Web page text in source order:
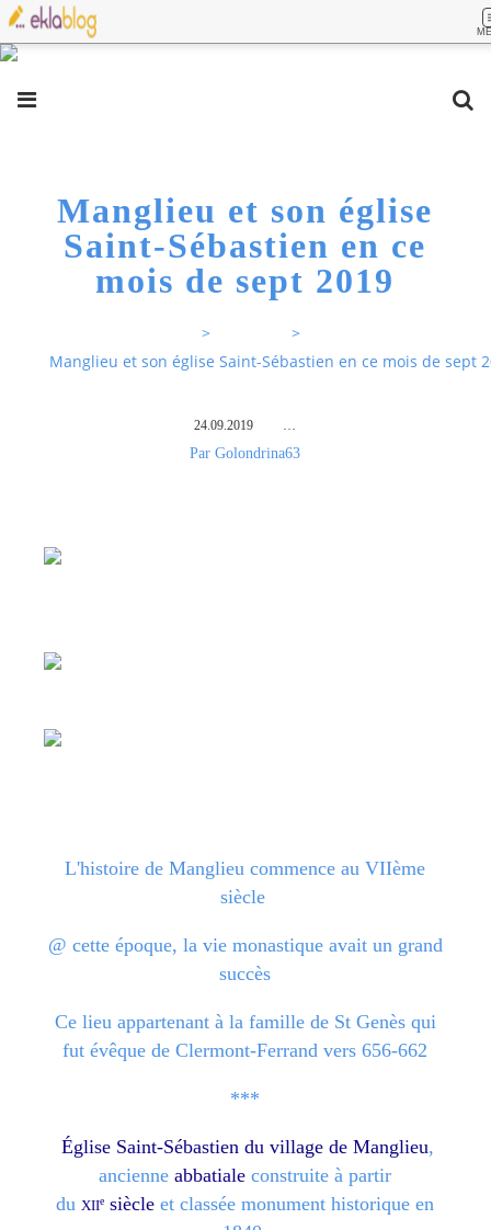
Manglieu et son église
Saint-Sébastien en ce
mois de sept 2019
>
>
Manglieu et son église Saint-Sébastien en ce mois de sept
24.09.2019
Par Golondrina63
L'histoire de Manglieu commence au VIIème
siècle
@ cette époque, la vie monastique avait un grand
succès
Ce lieu appartenant à la famille de St Genès qui
fut évêque de Clermont-Ferrand vers 656-662
***
Église Saint-Sébastien du village de Manglieu,
ancienneabbatiale construite à partir
duxiie siècle et classée monument historique en